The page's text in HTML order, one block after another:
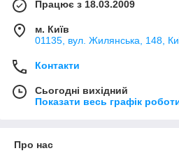
Працює з 18.03.2009
м. Київ
01135, вул. Жилянська, 148,
Контакти
Сьогодні вихідний
Показати весь графік
Про нас